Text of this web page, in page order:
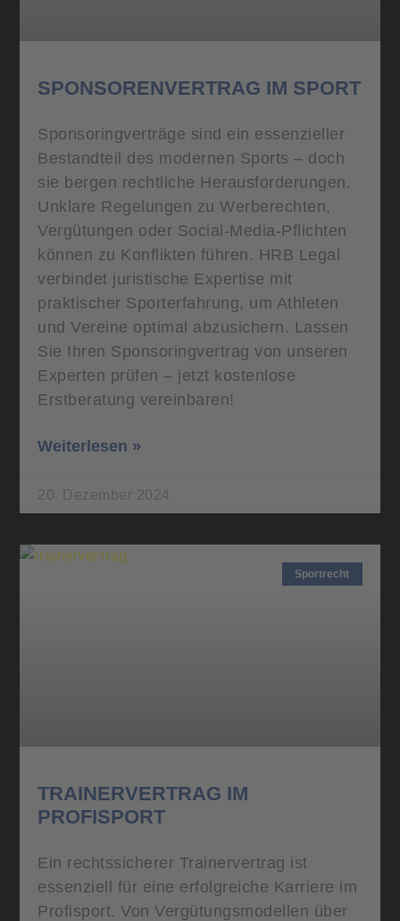
SPONSORENVERTRAG IM SPORT
Sponsoringverträge sind ein essenzieller
Bestandteil des modernen Sports – doch
sie bergen rechtliche Herausforderungen.
Unklare Regelungen zu Werberechten,
Vergütungen oder Social-Media-Pflichten
können zu Konflikten führen. HRB Legal
verbindet juristische Expertise mit
praktischer Sporterfahrung, um Athleten
und Vereine optimal abzusichern. Lassen
Sie Ihren Sponsoringvertrag von unseren
Experten prüfen – jetzt kostenlose
Erstberatung vereinbaren!
Weiterlesen »
20. Dezember 2024
Sportrecht
TRAINERVERTRAG IM
PROFISPORT
Ein rechtssicherer Trainervertrag ist
essenziell für eine erfolgreiche Karriere im
Profisport. Von Vergütungsmodellen über